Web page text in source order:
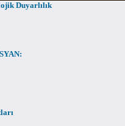
Duyarlılık